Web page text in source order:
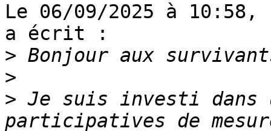
Le 06/09/2025 à
a écrit :
>
>
> Je suis investi dans